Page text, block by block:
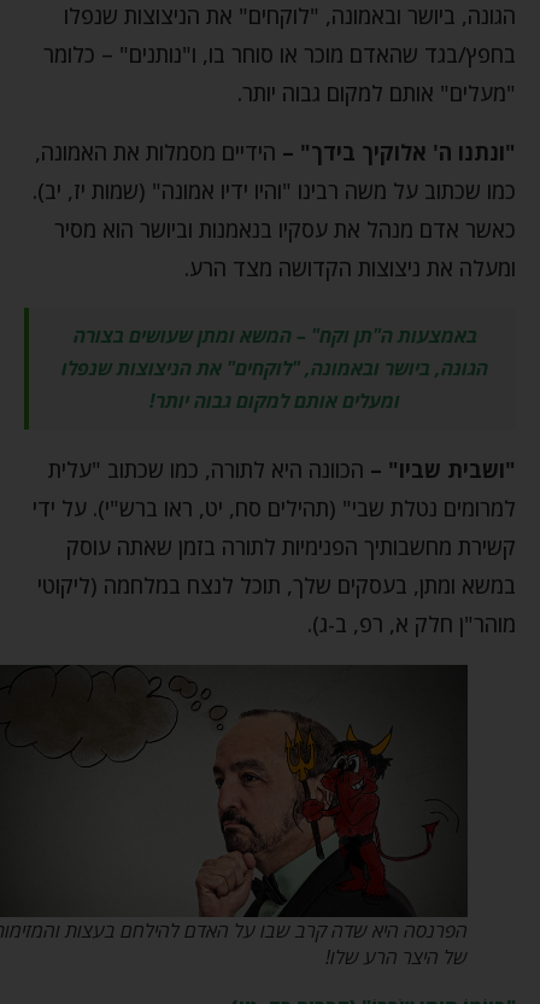
הגונה, ביושר ובאמונה, "לוקחים" את הניצוצות שנפלו
בחפץ/בגד שהאדם מוכר או סוחר בו, ו"נותנים" – כלומר
"מעלים" אותם למקום גבוה יותר.
"ונתנו ה' אלוקיך בידך" –הידיים מסמלות את האמונה,
כמו שכתוב על משה רבינו "והיו ידיו אמונה" (שמות יז, יב).
כאשר אדם מנהל את עסקיו בנאמנות וביושר הוא מסיר
ומעלה את ניצוצות הקדושה מצד הרע.
באמצעות ה"תן וקח" – המשא ומתן שעושים בצורה
הגונה, ביושר ובאמונה, "לוקחים" את הניצוצות שנפלו
ומעלים אותם למקום גבוה יותר!
"ושבית שביו" –הכוונה היא לתורה, כמו שכתוב "עלית
למרומים נטלת שבי" (תהילים סח, יט, ראו ברש"י). על ידי
קשירת מחשבותיך הפנימיות לתורה בזמן שאתה עוסק
במשא ומתן, בעסקים שלך, תוכל לנצח במלחמה (ליקוטי
מוהר"ן חלק א, רפ, ב-ג).
הפרנסה היא שדה קרב שבו על האדם להילחם בעצות והמזימות
של היצר הרע שלו!